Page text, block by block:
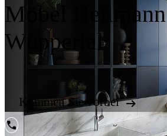
Möbel
Wuppertal
Kommen Sie vorbei 
